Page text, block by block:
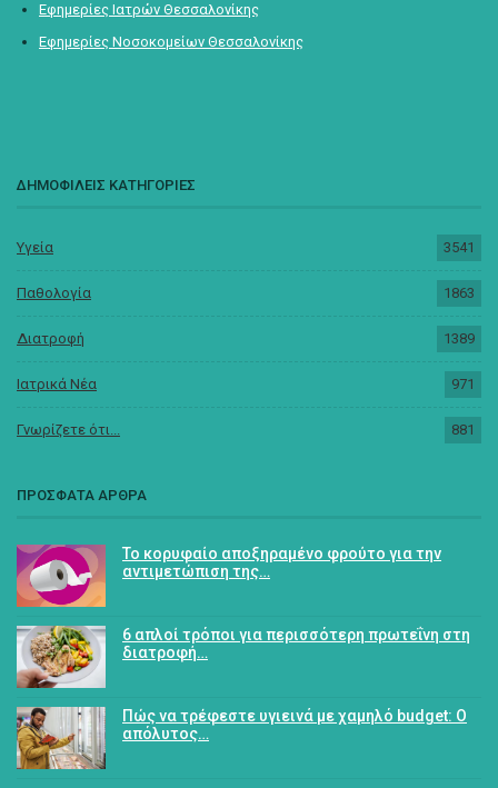
Εφημερίες Ιατρών Θεσσαλονίκης
Εφημερίες Νοσοκομείων Θεσσαλονίκης
ΔΗΜΟΦΙΛΕΙΣ ΚΑΤΗΓΟΡΙΕΣ
Υγεία 3541
Παθολογία 1863
Διατροφή 1389
Ιατρικά Νέα 971
Γνωρίζετε ότι... 881
ΠΡΟΣΦΑΤΑ ΑΡΘΡΑ
Το κορυφαίο αποξηραμένο φρούτο για την
αντιμετώπιση της…
6 απλοί τρόποι για περισσότερη πρωτεΐνη στη
διατροφή…
Πώς να τρέφεστε υγιεινά με χαμηλό budget: Ο
απόλυτος…